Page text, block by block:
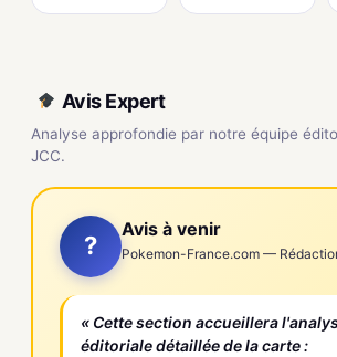
Avis Expert
Analyse approfondie par notre équipe
JCC.
?
Avis à venir
Pokemon-France.com —
« Cette section accueillera
éditoriale détaillée de la carte :